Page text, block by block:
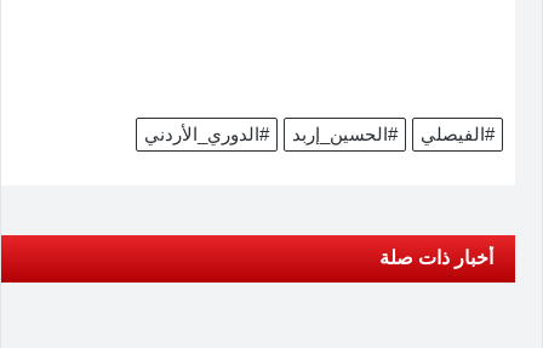
#الدوري_الأردني #الحسين_إربد #الفيصلي
أخبار ذات صلة